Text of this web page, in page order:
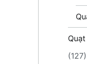
(127)